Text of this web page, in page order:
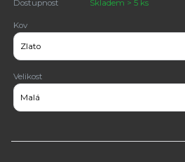
Dostupnost Skladem > 5 ks
Kov
Velikost